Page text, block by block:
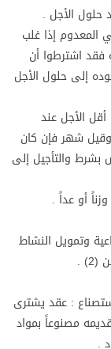
حلول الأجل .
إذا غلب
فقد اشترطوا أن
إلى حلول الأجل
الأجل عند
وقيل شهر فإن كان
والتأجيل إلى
وتمويل النشاط
.
: عقد يشترى
مصنوعاً بمواد
.